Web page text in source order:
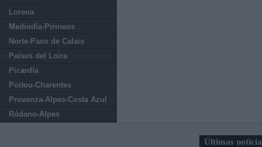
Lorena
Mediodía-Pirineos
Norte-Paso de Calais
Países del Loira
Picardía
Poitou-Charentes
Provenza-Alpes-Costa Azul
Ródano-Alpes
Últimas